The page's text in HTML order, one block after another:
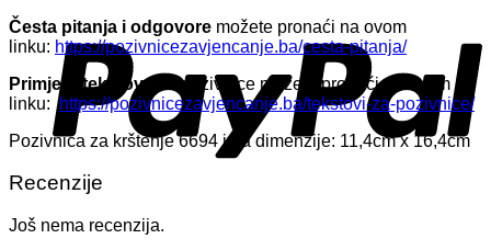
Česta pitanja i odgovore možete pronaći na ovom
linku: https://pozivnicezavjencanje.ba/cesta-pitanja/
Primjere tekstova
za pozivnice možete pronaći na ovom
linku:https://pozivnicezavjencanje.ba/tekstovi-za-pozivnice/
Pozivnica za krštenje 6694 ima dimenzije: 11,4cm x 16,4cm
Recenzije
Još nema recenzija.